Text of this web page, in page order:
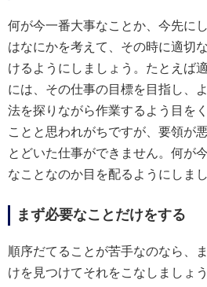
何が今一番大事なことか、今先に
はなにかを考えて、その時に適切
けるようにしましょう。たとえば
には、その仕事の目標を目指し、
法を探りながら作業するよう目を
ことと思われがちですが、要領が
とどいた仕事ができません。何が
なことなのか目を配るようにしまし
まず必要なことだけをする
順序だてることが苦手なのなら、
けを見つけてそれをこなしましょ